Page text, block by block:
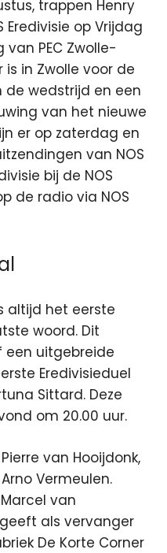
trappen Henry
Eredivisie op Vrijdag
PEC Zwolle-
is in Zwolle voor de
wedstrijd en een
van het nieuwe
er op zaterdag en
van NOS
bij de NOS
de radio via NOS
altijd het eerste
woord. Dit
een uitgebreide
Eredivisieduel
Sittard. Deze
om 20.00 uur.
van Hooijdonk,
Vermeulen.
van
als vervanger
De Korte Corner